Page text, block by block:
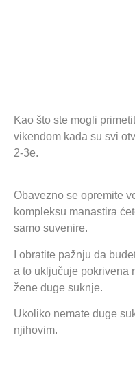
Kao što ste mogli
vikendom kada su svi
2-3e.
Obavezno se opremite
kompleksu manastira
samo suvenire.
I obratite pažnju da
a to uključuje pokrivena
žene duge suknje.
Ukoliko nemate duge
njihovim.